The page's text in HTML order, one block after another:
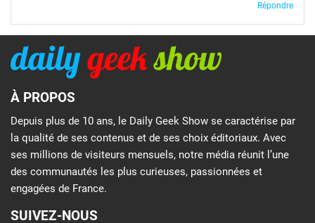
Répondre
À PROPOS
Depuis plus de 10 ans, le Daily Geek Show se caractérise par
la qualité de ses contenus et de ses choix éditoriaux. Avec
ses millions de visiteurs mensuels, notre média réunit l’une
des communautés les plus curieuses, passionnées et
engagées de France.
SUIVEZ-NOUS